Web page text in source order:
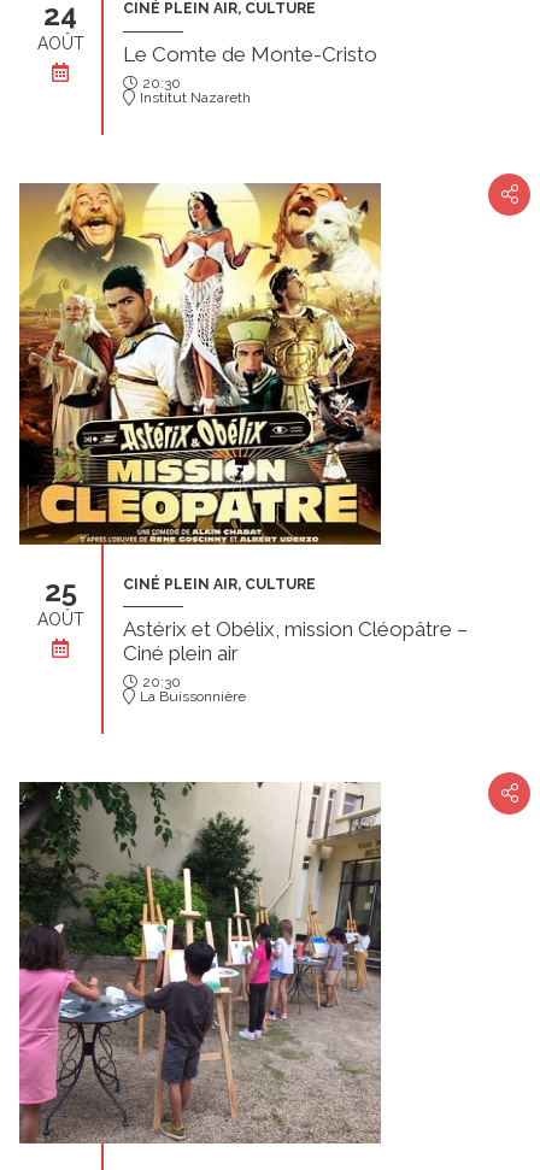
24
AOÛT
CINÉ PLEIN AIR, CULTURE
Le Comte de Monte-Cristo
20:30
Institut Nazareth
25
AOÛT
CINÉ PLEIN AIR, CULTURE
Astérix et Obélix, mission Cléopâtre –
Ciné plein air
20:30
La Buissonnière